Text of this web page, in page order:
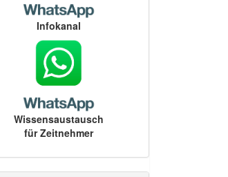
Infokanal
Wissensaustausch
für Zeitnehmer